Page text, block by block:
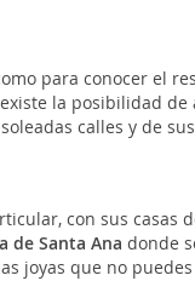
para conocer el
la posibilidad
calles y de
con sus
de Santa Ana donde
joyas que no